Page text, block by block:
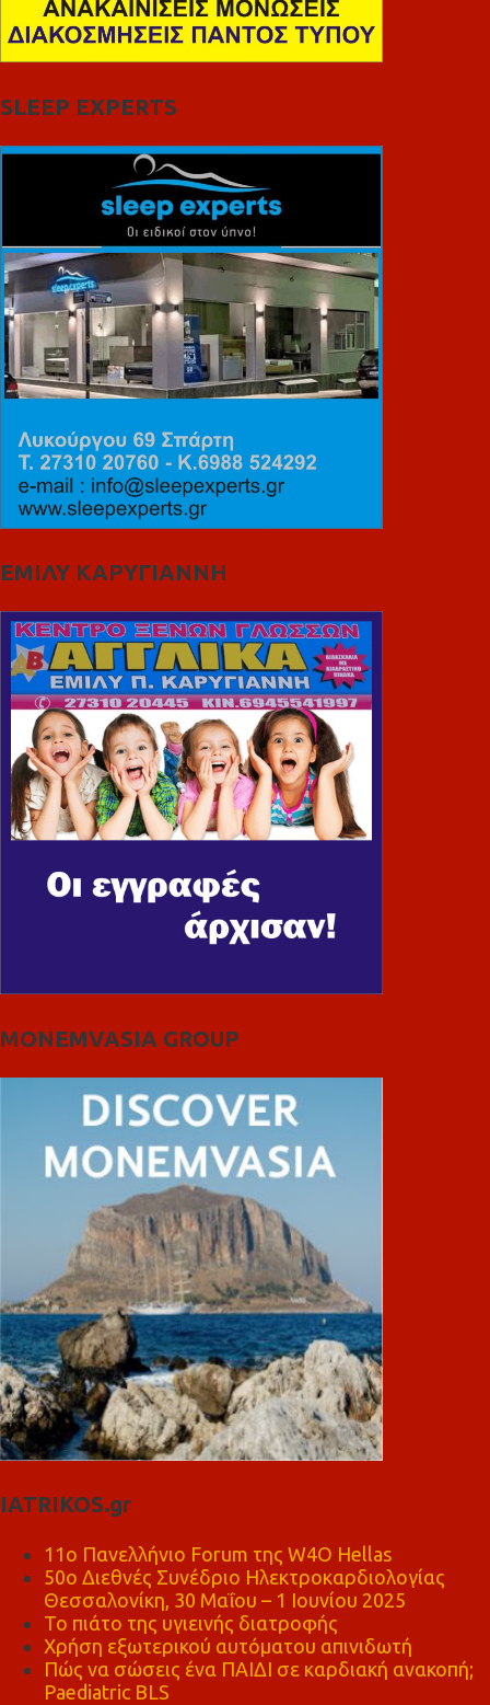
SLEEP EXPERTS
ΕΜΙΛΥ ΚΑΡΥΓΙΑΝΝΗ
MONEMVASIA GROUP
IATRIKOS.gr
11ο Πανελλήνιο Forum της W4O Hellas
50ο Διεθνές Συνέδριο Ηλεκτροκαρδιολογίας
Θεσσαλονίκη, 30 Μαΐου – 1 Ιουνίου 2025
Το πιάτο της υγιεινής διατροφής
Χρήση εξωτερικού αυτόματου απινιδωτή
Πώς να σώσεις ένα ΠΑΙΔΙ σε καρδιακή ανακοπή;
Paediatric BLS